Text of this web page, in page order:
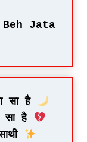
Jata
सा है
सा है